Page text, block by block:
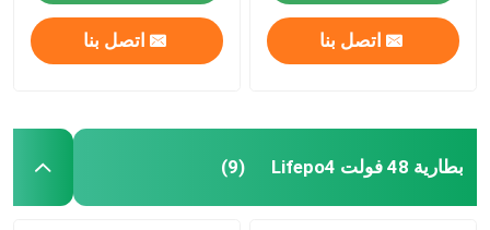
اتصل بنا اتصل بنا
بطارية 48 فولت Lifepo4 (9)